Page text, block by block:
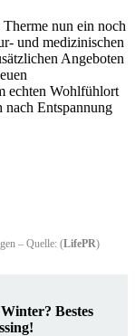
nun ein noch
und medizinischen
Angeboten
echten Wohlfühlort
Entspannung
– Quelle: (LifePR)
Bestes